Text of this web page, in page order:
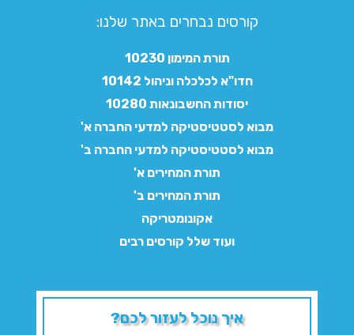
קורסים נבחרים באתר שלנו:​
תורת המימון 10230
חדו"א לכלכלה וניהול 10142
יסודות החשבונאות 10280
מבוא לסטטיסטיקה למדעי החברה א'
מבוא לסטטיסטיקה למדעי החברה ב'
תורת המחירים א'
תורת המחירים ב'
אקונומטריקה
ועוד שלל קורסים רבים
איך נוכל לעזור לכם?